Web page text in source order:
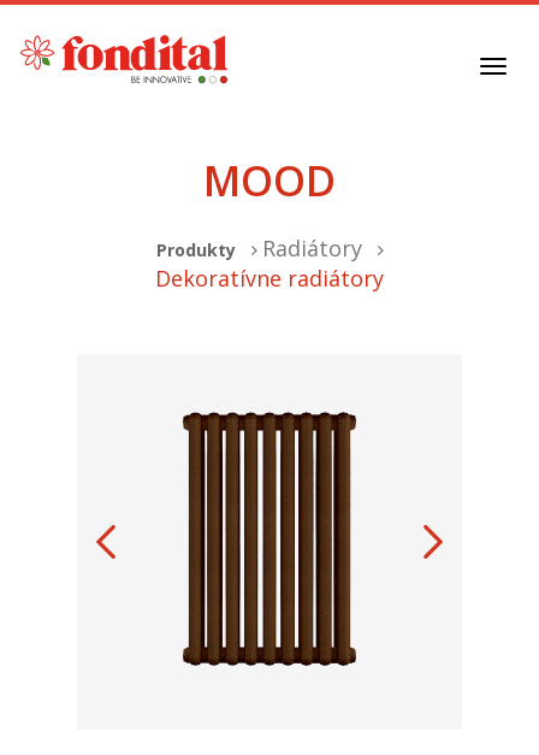
MOOD
Produkty
Radiátory
Dekoratívne radiátory